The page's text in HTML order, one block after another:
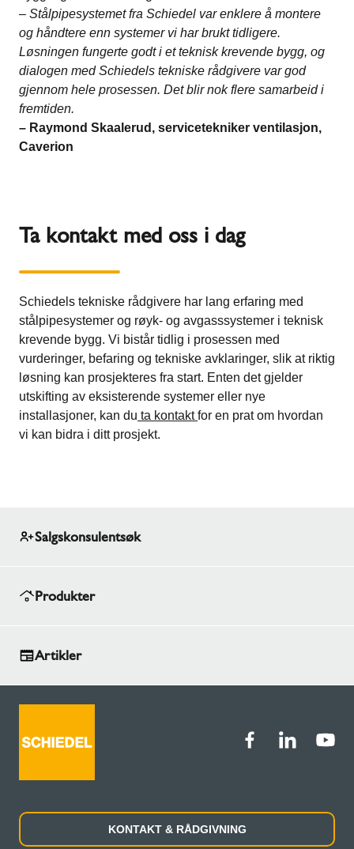
– Stålpipesystemet fra Schiedel var enklere å montere
og håndtere enn systemer vi har brukt tidligere.
Løsningen fungerte godt i et teknisk krevende bygg, og
dialogen med Schiedels tekniske rådgivere var god
gjennom hele prosessen. Det blir nok flere samarbeid i
fremtiden.
– Raymond Skaalerud, servicetekniker ventilasjon,
Caverion
Ta kontakt med oss i dag
Schiedels tekniske rådgivere har lang erfaring med
stålpipesystemer og røyk- og avgasssystemer i teknisk
krevende bygg. Vi bistår tidlig i prosessen med
vurderinger, befaring og tekniske avklaringer, slik at riktig
løsning kan prosjekteres fra start. Enten det gjelder
utskifting av eksisterende systemer eller nye
installasjoner, kan du ta kontaktfor en prat om hvordan
vi kan bidra i ditt prosjekt.
Salgskonsulentsøk
Produkter
Artikler
KONTAKT & RÅDGIVNING